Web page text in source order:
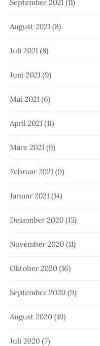
September 2021 (11)
August 2021 (8)
Juli 2021 (8)
Juni 2021 (9)
Mai 2021 (6)
April 2021 (11)
März 2021 (9)
Februar 2021 (9)
Januar 2021 (14)
Dezember 2020 (15)
November 2020 (11)
Oktober 2020 (16)
September 2020 (9)
August 2020 (10)
Juli 2020 (7)